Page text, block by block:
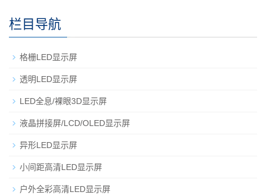
栏目导航
格栅LED显示屏
透明LED显示屏
LED全息/裸眼3D显示屏
液晶拼接屏/LCD/OLED显示屏
异形LED显示屏
小间距高清LED显示屏
户外全彩高清LED显示屏